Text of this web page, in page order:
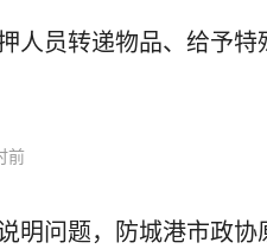
人员转递物品、给予特
前
明问题，防城港市政协